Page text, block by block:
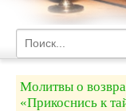
Молитвы о
«Прикоснись к